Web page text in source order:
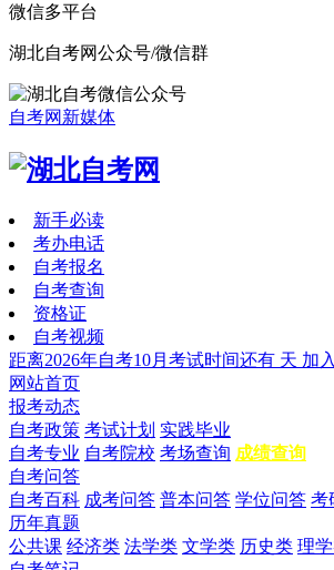
微信多平台
湖北自考网公众号/微信群
自考网新媒体
新手必读
考办电话
自考报名
自考查询
资格证
自考视频
距离2026年自考10月考试时间还有 天 加
网站首页
报考动态
自考政策 考试计划 实践毕业
自考专业 自考院校 考场查询 成绩查询
自考问答
自考百科 成考问答 普本问答 学位问答 考
历年真题
公共课 经济类 法学类 文学类 历史类 理